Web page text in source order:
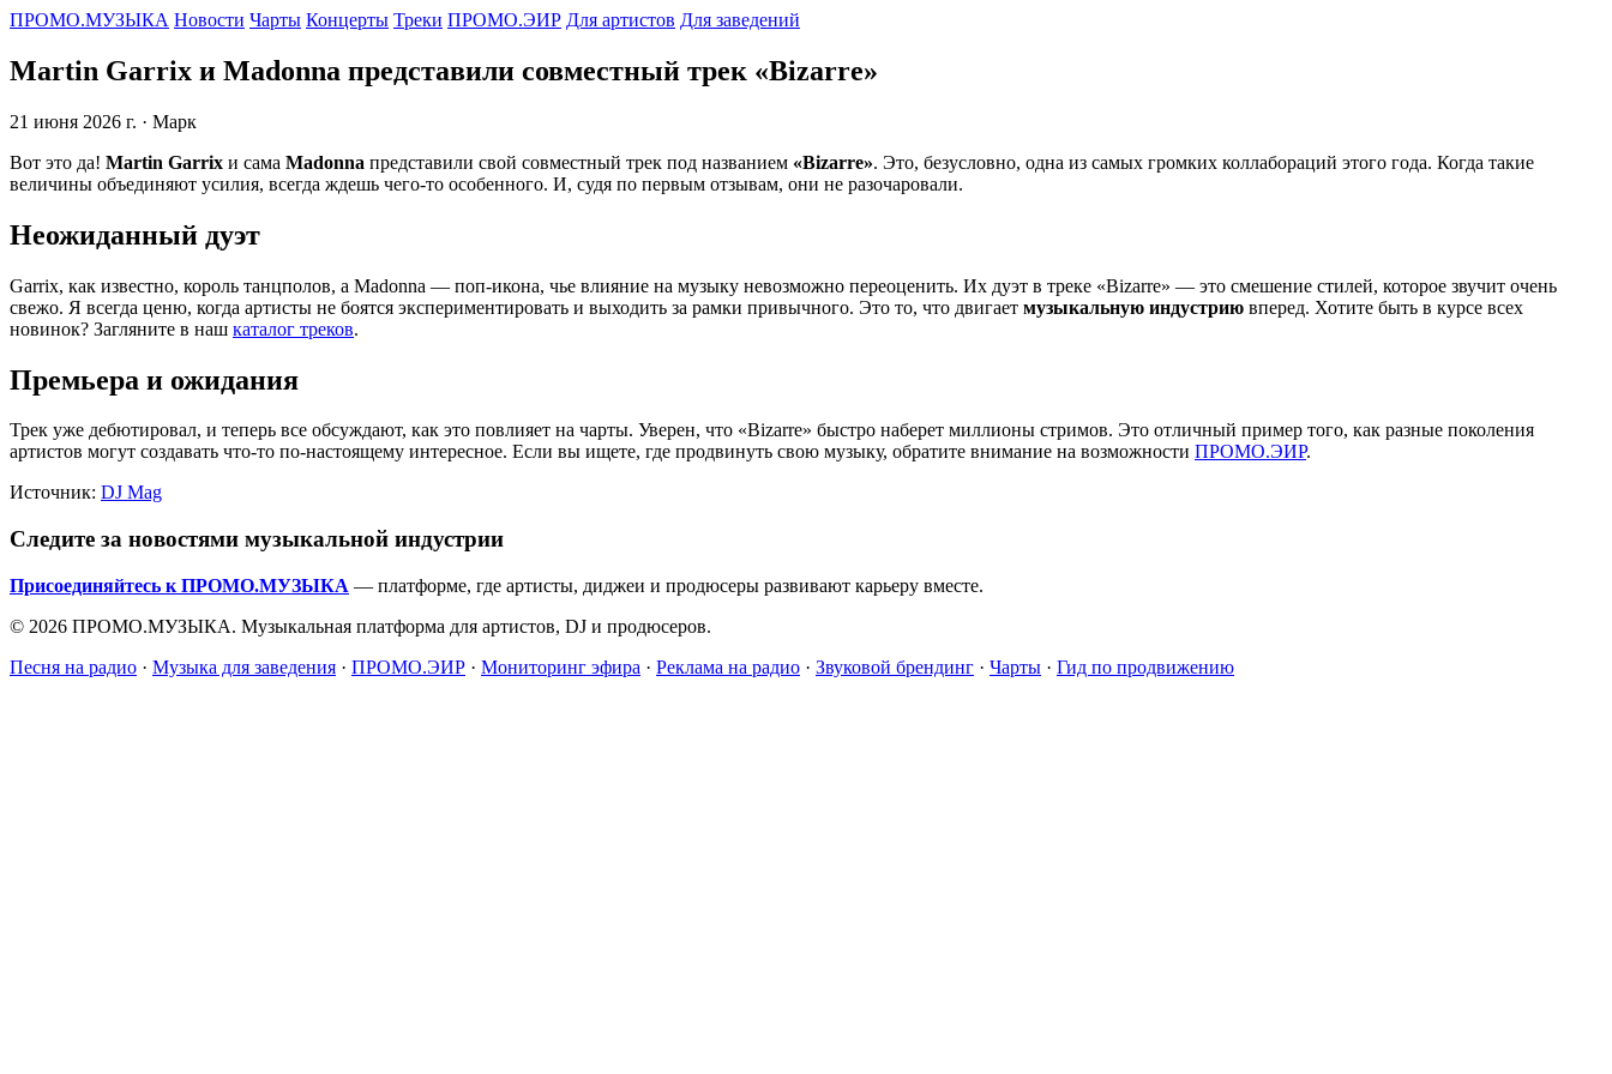
ПРОМО.МУЗЫКА Новости Чарты Концерты Треки ПРОМО.ЭИР Для артистов Для заведений
Martin Garrix и Madonna представили совместный трек «Bizarre»
21 июня 2026 г. · Марк
Вот это да! Martin Garrix и сама Madonna представили свой совместный трек под названием «Bizarre». Это, безусловно, одна из самых громких коллабораций этого года. Когда такие
величины объединяют усилия, всегда ждешь чего-то особенного. И, судя по первым отзывам, они не разочаровали.
Неожиданный дуэт
Garrix, как известно, король танцполов, а Madonna — поп-икона, чье влияние на музыку невозможно переоценить. Их дуэт в треке «Bizarre» — это смешение стилей, которое звучит очень
свежо. Я всегда ценю, когда артисты не боятся экспериментировать и выходить за рамки привычного. Это то, что двигает музыкальную индустрию вперед. Хотите быть в курсе всех
новинок? Загляните в наш каталог треков.
Премьера и ожидания
Трек уже дебютировал, и теперь все обсуждают, как это повлияет на чарты. Уверен, что «Bizarre» быстро наберет миллионы стримов. Это отличный пример того, как разные поколения
артистов могут создавать что-то по-настоящему интересное. Если вы ищете, где продвинуть свою музыку, обратите внимание на возможности ПРОМО.ЭИР.
Источник: DJ Mag
Следите за новостями музыкальной индустрии
Присоединяйтесь к ПРОМО.МУЗЫКА — платформе, где артисты, диджеи и продюсеры развивают карьеру вместе.
© 2026 ПРОМО.МУЗЫКА. Музыкальная платформа для артистов, DJ и продюсеров.
Песня на радио · Музыка для заведения · ПРОМО.ЭИР · Мониторинг эфира · Реклама на радио · Звуковой брендинг · Чарты · Гид по продвижению